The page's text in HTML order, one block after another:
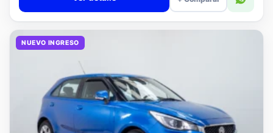
+ Comparar